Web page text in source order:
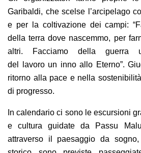
Garibaldi, che scelse l’arcipelago
e per la coltivazione dei campi: “
della terra dove nascemmo, per
altri. Facciamo della guerra
del
lavoroun inno allo Eterno”.
ritorno alla pace e nella
di progresso.
In calendarioci sono le escursioni
e culturaguidate da Passu Malu
attraverso il paesaggio da sogno,